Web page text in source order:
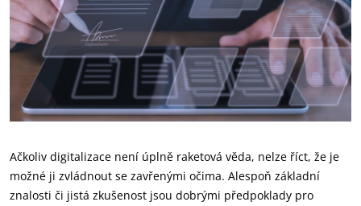
Ačkoliv digitalizace není úplně raketová věda, nelze říct, že je
možné ji zvládnout se zavřenými očima. Alespoň základní
znalosti či jistá zkušenost jsou dobrými předpoklady pro